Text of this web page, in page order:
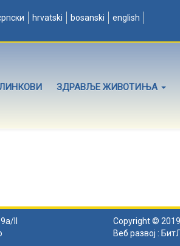
hrvatski bosanski english
ЗДРАВЉЕ ЖИВОТИЊА
II
Copyright © 2019
Веб развој :